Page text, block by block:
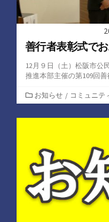
善行者表彰式で
12月９日（土）松阪市公
推進本部主催の第109回
カ
テ
ゴ
お知らせ / コミュニテ